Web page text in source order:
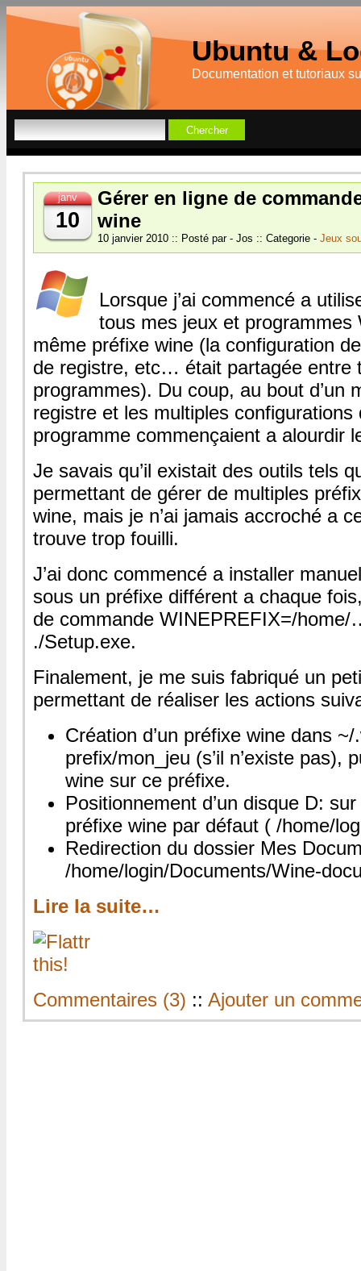
Ubuntu &
Documentation et tutoriaux
janv
10
Gérer en ligne de
wine
10 janvier 2010 :: Posté par - Jos :: Categorie - Jeux
Lorsque j’ai commencé a
tous mes jeux et programmes
même préfixe wine (la configuration
de registre, etc… était partagée entre
programmes). Du coup, au bout d’un
registre et les multiples configurations
programme commençaient a alourdir
Je savais qu’il existait des outils tels
permettant de gérer de multiples
wine, mais je n’ai jamais accroché a
trouve trop fouilli.
J’ai donc commencé a installer
sous un préfixe différent a chaque
de commande WINEPREFIX=/
./Setup.exe.
Finalement, je me suis fabriqué un
permettant de réaliser les actions
Création d’un préfixe wine dans ~/
prefix/mon_jeu (s’il n’existe pas),
wine sur ce préfixe.
Positionnement d’un disque D:
préfixe wine par défaut ( /home/
Redirection du dossier Mes
/home/login/Documents/Wine-
Lire la suite…
Commentaires (3) :: Ajouter un